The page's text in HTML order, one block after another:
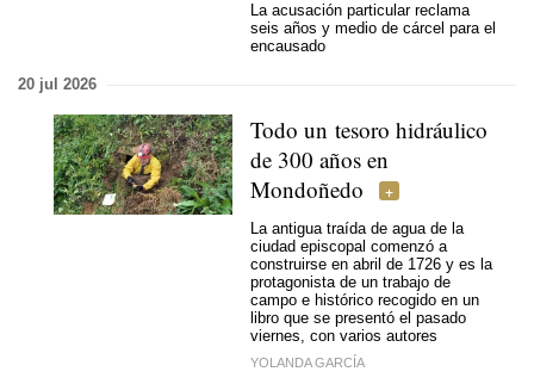
La acusación particular reclama
seis años y medio de cárcel para el
encausado
20 jul 2026
Todo un tesoro hidráulico
de 300 años en
Mondoñedo
La antigua traída de agua de la
ciudad episcopal comenzó a
construirse en abril de 1726 y es la
protagonista de un trabajo de
campo e histórico recogido en un
libro que se presentó el pasado
viernes, con varios autores
YOLANDA GARCÍA